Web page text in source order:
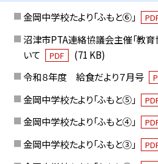
金岡中学校たより「ふもと⑥」
沼津市PTA連絡協議会主催「教
いて
PDF
(71 KB)
令和８年度 給食だより７月号
金岡中学校たより「ふもと⑤」
金岡中学校たより「ふもと④」
金岡中学校たより「ふもと③」